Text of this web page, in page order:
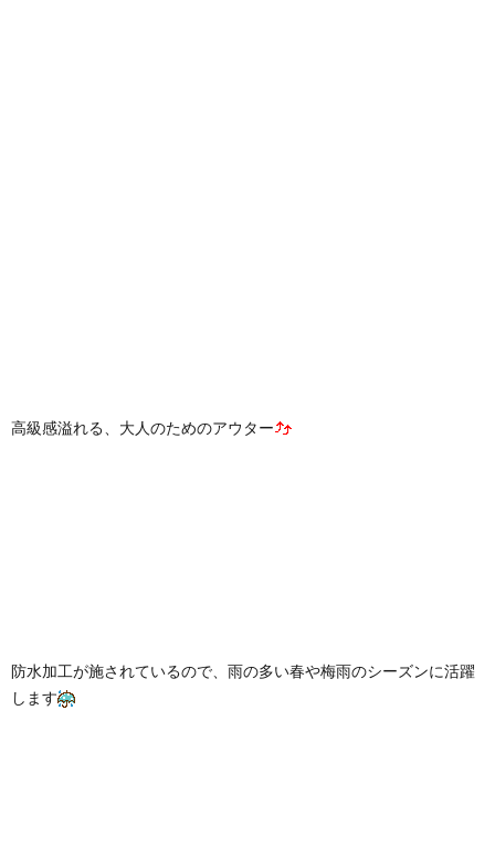
高級感溢れる、大人のためのアウター
防水加工が施されているので、雨の多い春や梅雨のシーズンに活躍
します